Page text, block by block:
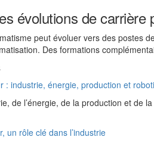
évolutions de carrière
peut évoluer vers des postes
Des formations
: industrie, énergie, production et
de l’énergie, de la production et de
un rôle clé dans l’industrie